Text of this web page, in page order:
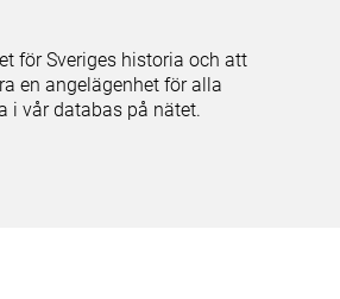
för Sveriges historia och att
en angelägenhet för alla
i vår databas på nätet.